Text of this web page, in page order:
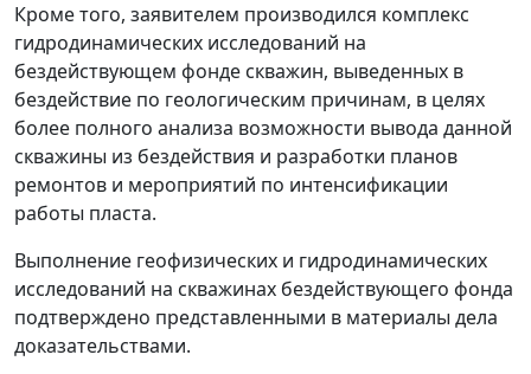
Кроме того, заявителем производился комплекс
гидродинамических исследований на
бездействующем фонде скважин, выведенных в
бездействие по геологическим причинам, в целях
более полного анализа возможности вывода данной
скважины из бездействия и разработки планов
ремонтов и мероприятий по интенсификации
работы пласта.
Выполнение геофизических и гидродинамических
исследований на скважинах бездействующего фонда
подтверждено представленными в материалы дела
доказательствами.